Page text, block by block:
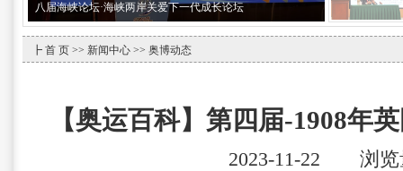
八届海峡论坛·海峡两岸关爱下一代成长论坛
┣ 首 页 >> 新闻中心 >> 奥博动态
【奥运百科】第四届-1908年
2023-11-22 浏览